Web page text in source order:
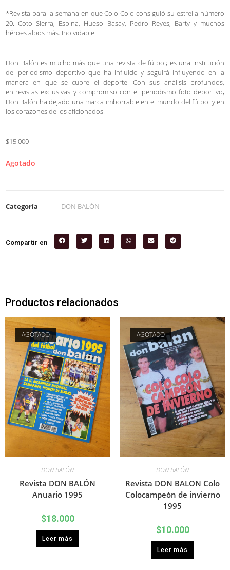
*Revista para la semana en que Colo Colo consiguió su estrella número
20. Coto Sierra, Espina, Hueso Basay, Pedro Reyes, Barty y muchos
héroes albos más. Inolvidable.
Don Balón es mucho más que una revista de fútbol; es una institución
del periodismo deportivo que ha influido y seguirá influyendo en la
manera en que se cubre el deporte. Con sus análisis profundos,
entrevistas exclusivas y compromiso con el periodismo foto deportivo,
Don Balón ha dejado una marca imborrable en el mundo del fútbol y en
los corazones de los aficionados.
$15.000
Agotado
Categoría DON BALÓN
Compartir en
Productos relacionados
AGOTADO
DON BALÓN
Revista DON BALÓN
Anuario 1995
$18.000
Leer más
AGOTADO
DON BALÓN
Revista DON BALON Colo
Colocampeón de invierno
1995
$10.000
Leer más